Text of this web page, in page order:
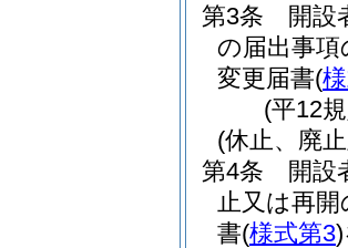
第3条
開設
の届出事
変更届書(
(平12
(休止、廃
第4条
開設
止又は再
書(様式第3)